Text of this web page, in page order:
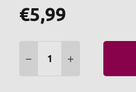
€5,99
DIMINUIRE QUANTITÀ:
AUMENTARE